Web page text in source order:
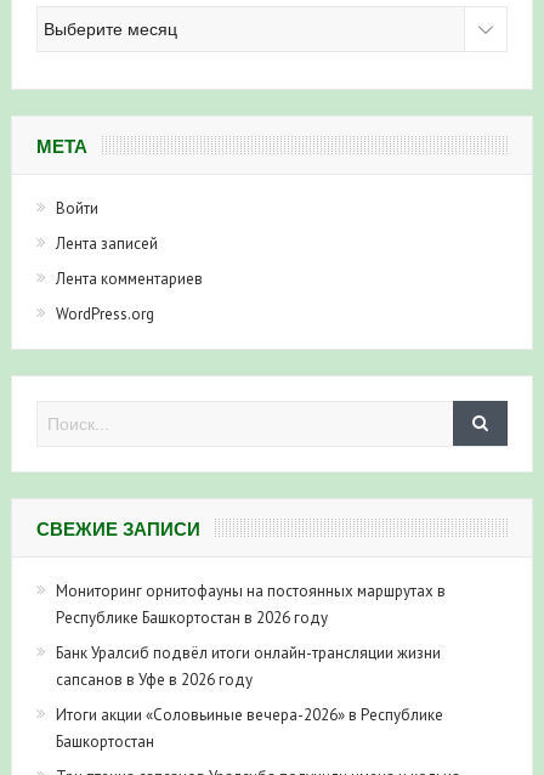
МЕТА
Лента записей
Лента комментариев
WordPress.org
СВЕЖИЕ ЗАПИСИ
Республике Башкортостан в 2026 году
Банк Уралсиб подвёл итоги онлайн-трансляции жизни
сапсанов в Уфе в 2026 году
Итоги акции «Соловьиные вечера-2026» в Республике
Башкортостан
Три птенца сапсанов Уралсиба получили имена и кольца